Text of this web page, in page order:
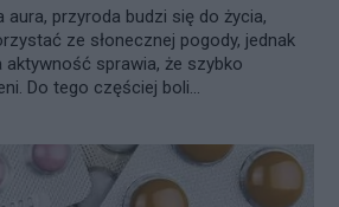
aura, przyroda budzi się do życia,
ze słonecznej pogody, jednak
aktywność sprawia, że szybko
Do tego częściej boli...